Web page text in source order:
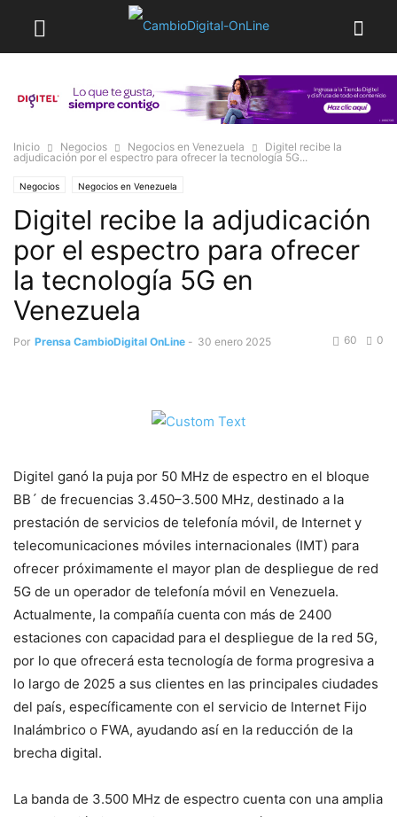
Inicio Negocios Negocios en Venezuela
Digitel recibe la
adjudicación por el espectro para ofrecer la tecnología 5G...
Negocios Negocios en Venezuela
Digitel recibe la adjudicación
por el espectro para ofrecer
la tecnología 5G en
Venezuela
Por Prensa CambioDigital OnLine - 30 enero 2025 0
60
Digitel ganó la puja por 50 MHz de espectro en el bloque
BB´ de frecuencias 3.450–3.500 MHz, destinado a la
prestación de servicios de telefonía móvil, de Internet y
telecomunicaciones móviles internacionales (IMT) para
ofrecer próximamente el mayor plan de despliegue de red
5G de un operador de telefonía móvil en Venezuela.
Actualmente, la compañía cuenta con más de 2400
estaciones con capacidad para el despliegue de la red 5G,
por lo que ofrecerá esta tecnología de forma progresiva a
lo largo de 2025 a sus clientes en las principales ciudades
del país, específicamente con el servicio de Internet Fijo
Inalámbrico o FWA, ayudando así en la reducción de la
brecha digital.
La banda de 3.500 MHz de espectro cuenta con una amplia